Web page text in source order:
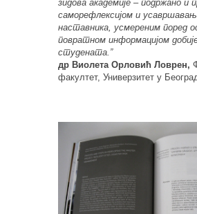
зидова академије – подржано и
саморефлексијом и
наставника, усмереним поред
повратном информацијом
студената.”
др Виолета Орловић Ловрен,
факултет, Универзитет у